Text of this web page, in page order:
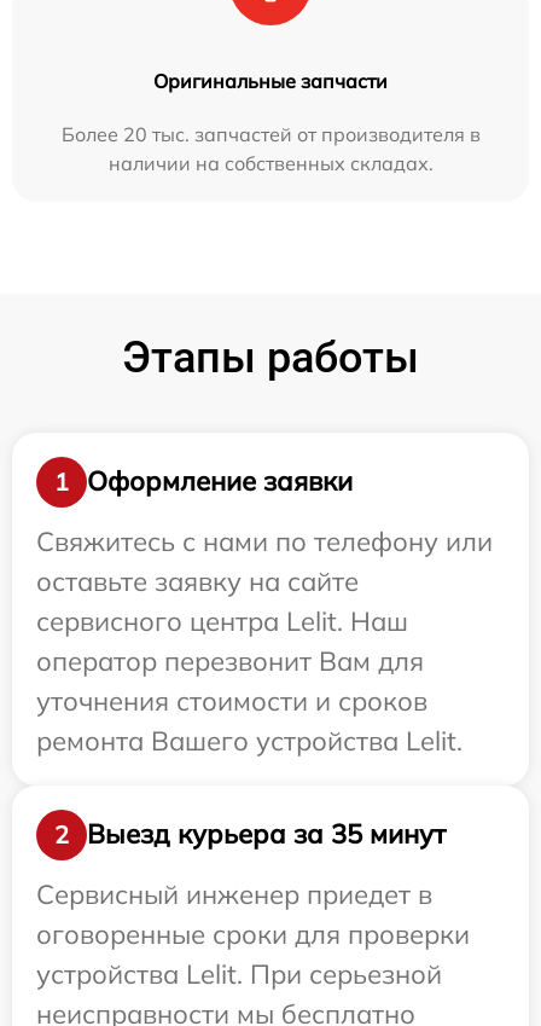
Оригинальные запчасти
Более 20 тыс. запчастей от производителя в
наличии на собственных складах.
Этапы работы
1
Оформление заявки
Свяжитесь с нами по телефону или
оставьте заявку на сайте
сервисного центра Lelit. Наш
оператор перезвонит Вам для
уточнения стоимости и сроков
ремонта Вашего устройства Lelit.
2
Выезд курьера за 35 минут
Сервисный инженер приедет в
оговоренные сроки для проверки
устройства Lelit. При серьезной
неисправности мы бесплатно